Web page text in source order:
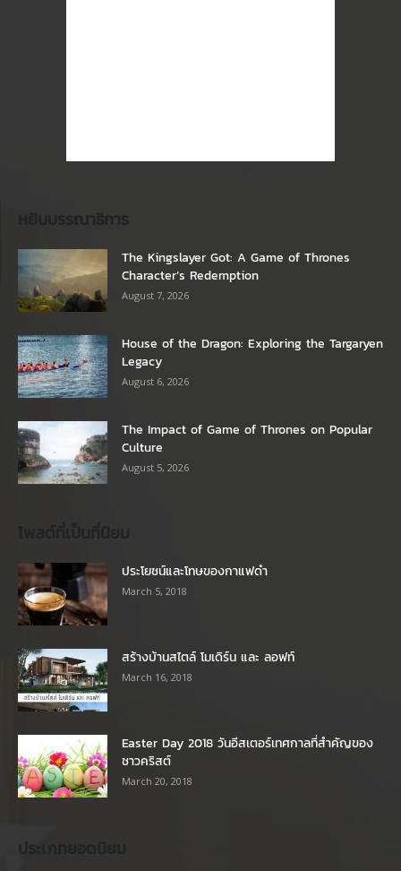
The Kingslayer Got: A Game of Thrones
Character’s Redemption
August 7, 2026
House of the Dragon: Exploring the Targaryen
Legacy
August 6, 2026
The Impact of Game of Thrones on Popular
Culture
August 5, 2026
ประโยชน์และโทษของกาแฟดำ
March 5, 2018
สร้างบ้านสไตล์ โมเดิร์น และ ลอฟท์
March 16, 2018
Easter Day 2018 วันอีสเตอร์เทศกาลที่สำคัญของ
ชาวคริสต์
March 20, 2018